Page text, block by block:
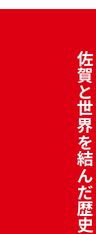
佐賀と世界を結んだ歴史